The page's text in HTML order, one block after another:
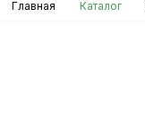
Главная Каталог